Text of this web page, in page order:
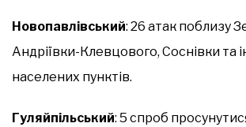
Новопавлівський: 26 атак поблизу
Андріївки-Клевцового, Соснівки та
населених пунктів.
Гуляйпільський: 5 спроб